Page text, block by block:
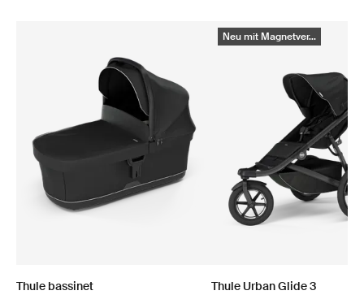
Thule bassinet
Neu mit Magnetver...
Thule Urban Glide 3